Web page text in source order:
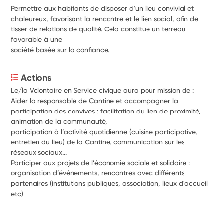
Permettre aux habitants de disposer d'un lieu convivial et
chaleureux, favorisant la rencontre et le lien social, afin de
tisser de relations de qualité. Cela constitue un terreau
favorable à une
société basée sur la confiance.
Actions
Le/la Volontaire en Service civique aura pour mission de :
Aider la responsable de Cantine et accompagner la
participation des convives : facilitation du lien de proximité,
animation de la communauté,
participation à l’activité quotidienne (cuisine participative,
entretien du lieu) de la Cantine, communication sur les
réseaux sociaux...
Participer aux projets de l’économie sociale et solidaire :
organisation d’événements, rencontres avec différents
partenaires (institutions publiques, association, lieux d'accueil
etc)